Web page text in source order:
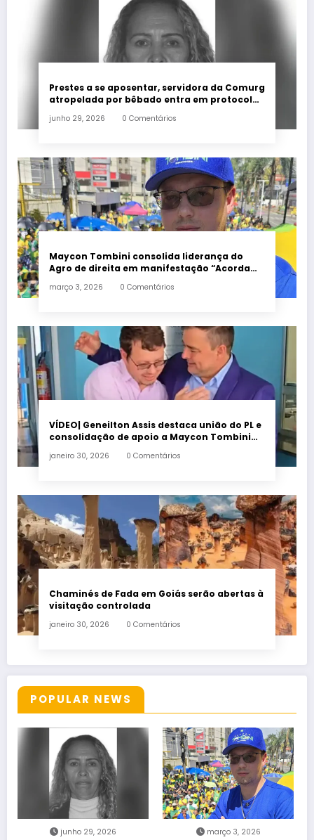
Prestes a se aposentar, servidora da Comurg
atropelada por bêbado entra em protocolo
junho 29, 2026 0 Comentários
Maycon Tombini consolida liderança do
Agro de direita em manifestação “Acorda
março 3, 2026 0 Comentários
VÍDEO| Geneilton Assis destaca união do PL e
consolidação de apoio a Maycon Tombini
janeiro 30, 2026 0 Comentários
Chaminés de Fada em Goiás serão abertas à
visitação controlada
janeiro 30, 2026 0 Comentários
POPULAR NEWS
junho 29, 2026 março 3, 2026